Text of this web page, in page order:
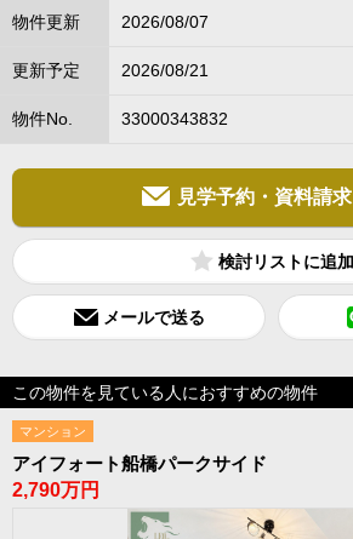
物件更新 2026/08/07
更新予定 2026/08/21
物件No. 33000343832
見学予約・資料請求
検討リスト
メールで送る
この物件を見ている人におすすめの物件
マンション
アイフォート船橋パークサイド
2,790万円